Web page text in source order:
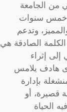
من الجامعة
خمس سنوات
وتدعم
الصادقة هي
إثراء
هادف يلامس
بإدارة
قصيرة، أو
الحياة